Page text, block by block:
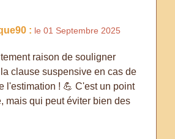
: le 01 Septembre 2025
raison de souligner
clause suspensive en cas de
l'estimation ! 💪 C'est un point
mais qui peut éviter bien des